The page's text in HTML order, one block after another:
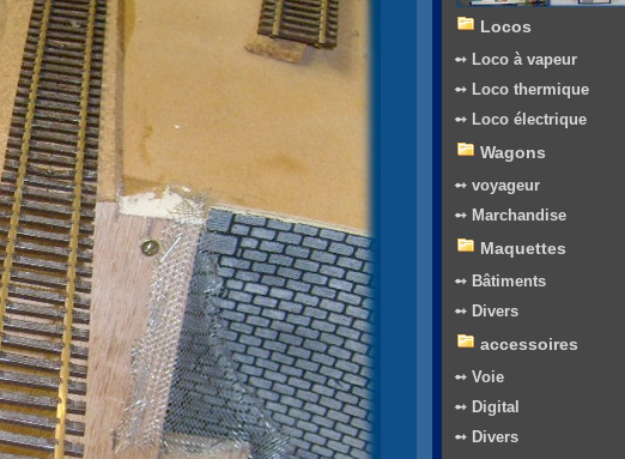
Locos
➻ Loco à vapeur
➻ Loco thermique
➻ Loco électrique
Wagons
➻ voyageur
➻ Marchandise
Maquettes
➻ Bâtiments
➻ Divers
accessoires
➻ Voie
➻ Digital
➻ Divers